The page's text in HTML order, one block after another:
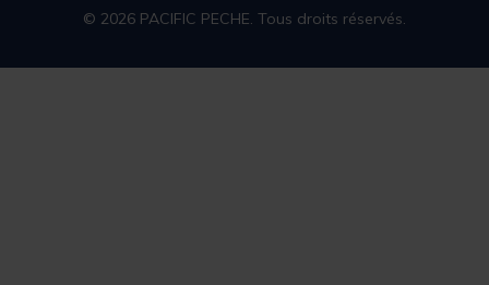
© 2026 PACIFIC PECHE. Tous droits réservés.